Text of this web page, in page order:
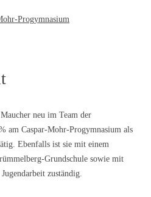
neu im Team der
am Caspar-Mohr-Progymnasium als
Ebenfalls ist sie mit einem
Grundschule sowie mit
zuständig.